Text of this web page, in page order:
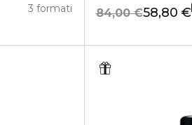
3 formati 58,80 €
84,00 €